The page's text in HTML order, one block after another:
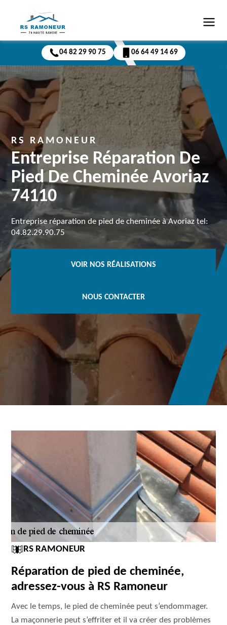
04 82 29 90 75 06 64 49 14 69
RS RAMONEUR
Entreprise Réparation De
Pied De Cheminée Avoriaz
74110
Entreprise réparation de pied de cheminée à Avoriaz tel:
04.82.29.90.75
VOIR NOS RÉALISATIONS
NOUS CONTACTER
RS RAMONEUR
Réparation de pied de cheminée,
adressez-vous à RS Ramoneur
Avec le temps, le pied de cheminée peut s’endommager.
La maçonnerie peut s’effriter et il va créer des problèmes